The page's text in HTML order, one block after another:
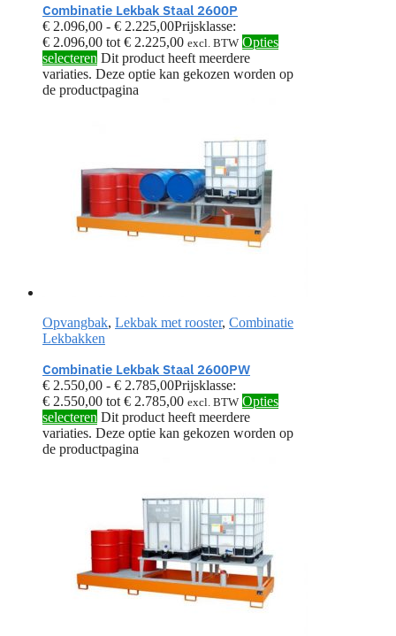
Combinatie Lekbak Staal 2600P
€ 2.096,00 - € 2.225,00Prijsklasse:
€ 2.096,00 tot € 2.225,00 excl. BTW Opties
selecteren Dit product heeft meerdere
variaties. Deze optie kan gekozen worden op
de productpagina
Opvangbak, Lekbak met rooster, Combinatie
Lekbakken
Combinatie Lekbak Staal 2600PW
€ 2.550,00 - € 2.785,00Prijsklasse:
€ 2.550,00 tot € 2.785,00 excl. BTW Opties
selecteren Dit product heeft meerdere
variaties. Deze optie kan gekozen worden op
de productpagina